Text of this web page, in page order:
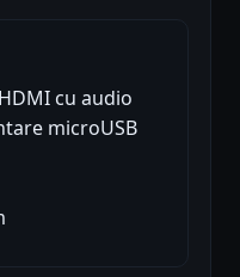
cu audio
microUSB